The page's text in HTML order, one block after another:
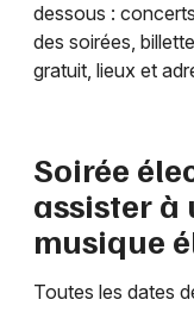
dessous :
des soirées,
gratuit, lieux et
Soirée
assister à
musique
Toutes les dates